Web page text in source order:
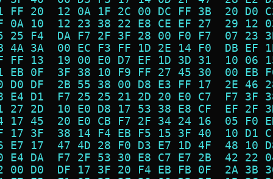
FF 20  12 0A 1F 2C 00 DC FF 3B  20
0A 10  12 23 38 22 E8 CE EF 27  29
25 F4  DA F7 2F 3F 28 00 F0 F7  07
4A 3A  00 EC F3 FF 1D 2E 14 F0  DB
FF 13  19 00 E0 D7 EF 1D 3D 31  10
EB 0F  3F 38 10 F9 FF 27 45 30  00
D0 DF  2B 55 38 00 D8 E3 FF 17  2E
E4 D1  F7 25 25 21 2D 20 E0 C7  F7
27 2D  10 E0 D8 17 53 38 E8 CF  EF
17 45  20 E0 CB F7 2F 34 24 16  05
17 3F  38 14 F4 EB F5 15 3F 40  10
E7 17  47 4D 28 F0 D3 E7 1D 4F  48
E4 DA  F7 2F 53 30 E8 C7 E7 2B  42
00 D0  DF 17 3F 20 F4 EB FB 0F  2A